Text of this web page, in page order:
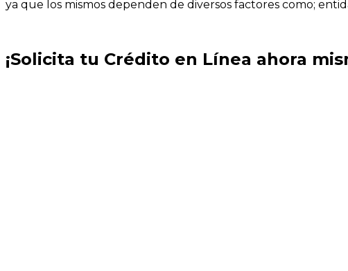
ya que los mismos dependen de diversos factores como;
¡Solicita tu Crédito en Línea ahora